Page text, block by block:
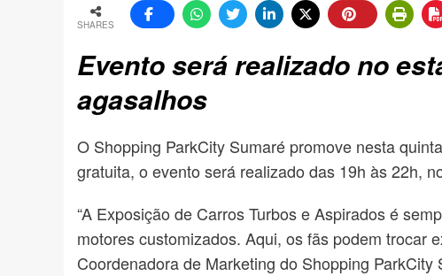
SHARES
Evento será realizado no
agasalhos
O Shopping ParkCity Sumaré promove nesta
gratuita, o evento será realizado das 19h às 22h,
“A Exposição de Carros Turbos e Aspirados é
motores customizados. Aqui, os fãs podem trocar
Coordenadora de Marketing do Shopping ParkCity